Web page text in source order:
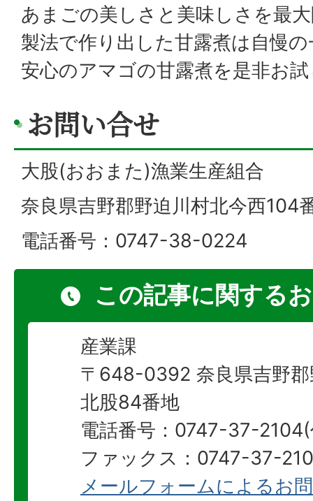
あまごの美しさと美味しさを最
製法で作り出した甘露煮は自慢
安心のアマゴの甘露煮を是非お
お問い合せ
大股(おおまた)漁業生産組合
奈良県吉野郡野迫川村北今西
電話番号：0747-38-0224
この記事に関する
産業課
〒648-0392 奈良県吉野郡
北股84番地
電話番号：0747-37-
ファックス：0747-37-
メールフォームによるお